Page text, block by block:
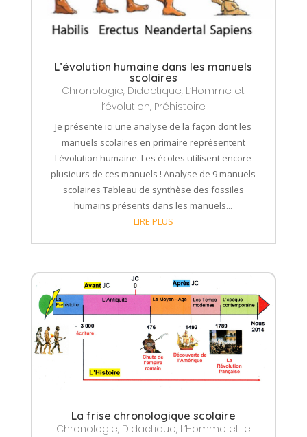
L’évolution humaine dans les manuels
scolaires
Chronologie, Didactique, L’Homme et
l’évolution, Préhistoire
Je présente ici une analyse de la façon dont les
manuels scolaires en primaire représentent
l'évolution humaine. Les écoles utilisent encore
plusieurs de ces manuels ! Analyse de 9 manuels
scolaires Tableau de synthèse des fossiles
humains présents dans les manuels...
LIRE PLUS
La frise chronologique scolaire
Chronologie, Didactique, L’Homme et le